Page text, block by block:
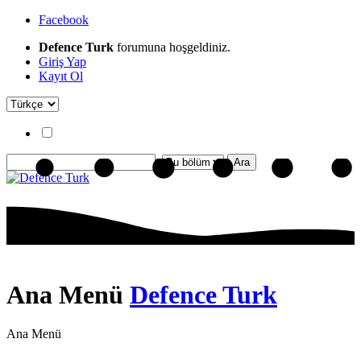
Facebook
Defence Turk forumuna hoşgeldiniz.
Giriş Yap
Kayıt Ol
Ana Menü Defence Turk
Ana Menü